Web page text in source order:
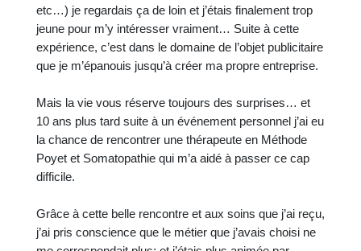
etc…) je regardais ça de loin et j’étais finalement trop
jeune pour m’y intéresser vraiment… Suite à cette
expérience, c’est dans le domaine de l’objet publicitaire
que je m’épanouis jusqu’à créer ma propre entreprise.
Mais la vie vous réserve toujours des surprises… et
10 ans plus tard suite à un événement personnel j’ai eu
la chance de rencontrer une thérapeute en Méthode
Poyet et Somatopathie qui m’a aidé à passer ce cap
difficile.
Grâce à cette belle rencontre et aux soins que j’ai reçu,
j’ai pris conscience que le métier que j’avais choisi ne